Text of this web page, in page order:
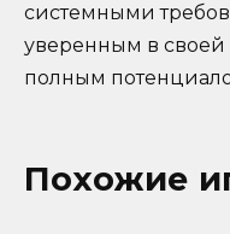
системными
уверенным в своей
полным
Похожие